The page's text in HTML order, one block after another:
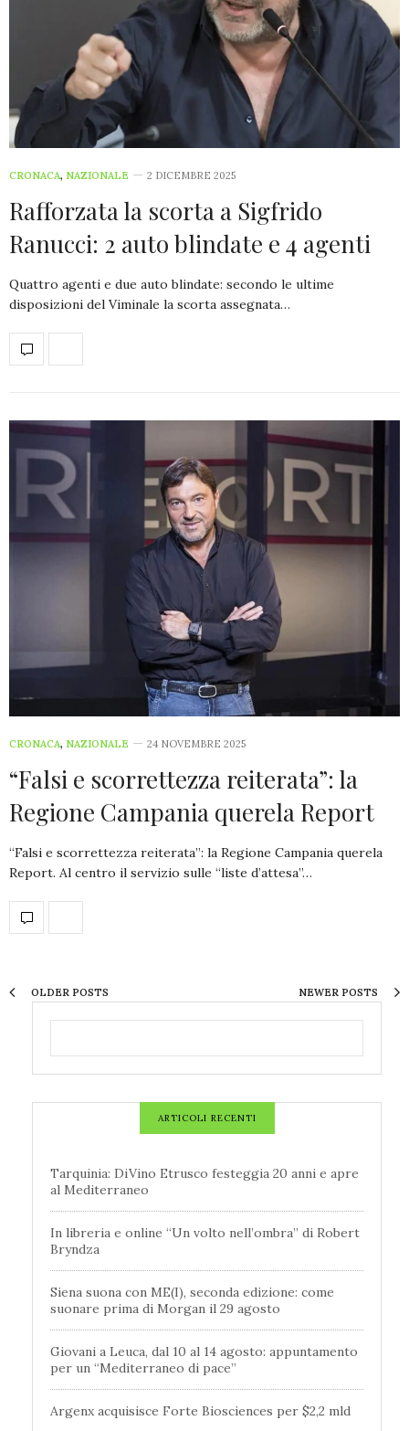
CRONACA, NAZIONALE 2 DICEMBRE 2025
Rafforzata la scorta a Sigfrido
Ranucci: 2 auto blindate e 4 agenti
Quattro agenti e due auto blindate: secondo le ultime
disposizioni del Viminale la scorta assegnata…
CRONACA, NAZIONALE 24 NOVEMBRE 2025
“Falsi e scorrettezza reiterata”: la
Regione Campania querela Report
“Falsi e scorrettezza reiterata”: la Regione Campania querela
Report. Al centro il servizio sulle “liste d’attesa”…
OLDER POSTS NEWER POSTS
ARTICOLI RECENTI
Tarquinia: DiVino Etrusco festeggia 20 anni e apre
al Mediterraneo
In libreria e online “Un volto nell’ombra” di Robert
Bryndza
Siena suona con ME(I), seconda edizione: come
suonare prima di Morgan il 29 agosto
Giovani a Leuca, dal 10 al 14 agosto: appuntamento
per un “Mediterraneo di pace”
Argenx acquisisce Forte Biosciences per $2,2 mld